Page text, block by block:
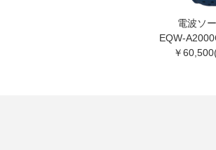
電波ソ
EQW-
￥